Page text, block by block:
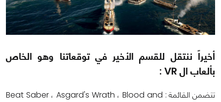
أخيراً ننتقل للقسم الأخير في توقعاتنا وهو الخاص
بألعاب ال VR :
تتضمن القائمة : Beat Saber ، Asgard's Wrath ، Blood and